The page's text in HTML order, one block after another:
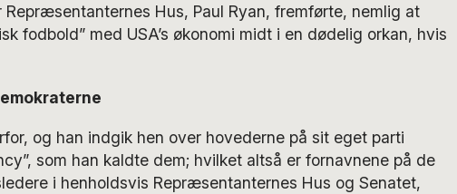
Hus, Paul Ryan, fremførte, nemlig at
fodbold” med USA’s økonomi midt i en dødelig orkan, hvis
og han indgik hen over hovederne på sit eget parti
som han kaldte dem; hvilket altså er fornavnene på de
i henholdsvis Repræsentanternes Hus og Senatet,